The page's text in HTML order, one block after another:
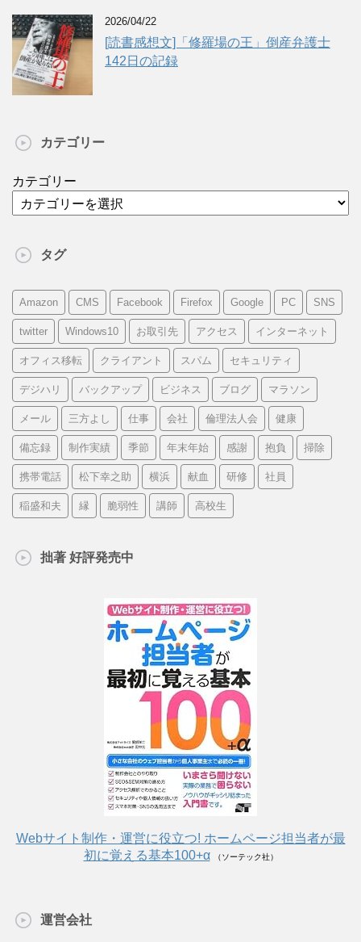
2026/04/22
[読書感想文]「修羅場の王」倒産弁護士
142日の記録
カテゴリー
カテゴリー
タグ
Amazon CMS Facebook Firefox Google PC SNS
twitter Windows10 お取引先 アクセス インターネット
オフィス移転 クライアント スパム セキュリティ
デジハリ バックアップ ビジネス ブログ マラソン
メール 三方よし 仕事 会社 倫理法人会 健康
備忘録 制作実績 季節 年末年始 感謝 抱負 掃除
携帯電話 松下幸之助 横浜 献血 研修 社員
稲盛和夫 縁 脆弱性 講師 高校生
拙著 好評発売中
Webサイト制作・運営に役立つ! ホームページ担当者が最
初に覚える基本100+α
（ソーテック社）
運営会社